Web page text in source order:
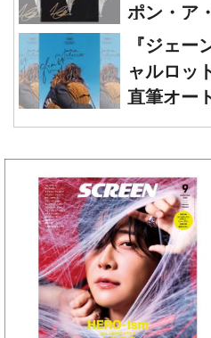
ポン・ア
ウッド』
リオ 直
『ジェー
ャルロ
直筆オー